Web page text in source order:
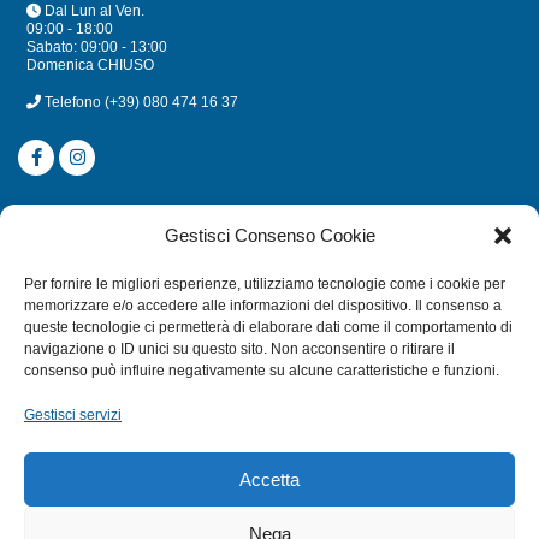
Gestisci Consenso Cookie
Per fornire le migliori esperienze, utilizziamo tecnologie come i cookie per
memorizzare e/o accedere alle informazioni del dispositivo. Il consenso a
queste tecnologie ci permetterà di elaborare dati come il comportamento di
navigazione o ID unici su questo sito. Non acconsentire o ritirare il
consenso può influire negativamente su alcune caratteristiche e funzioni.
Gestisci servizi
Accetta
Nega
Dal Lun al Ven.
09:00 - 18:00
Sabato: 09:00 - 13:00
Domenica CHIUSO
Telefono (+39) 080 474 16 37
CATEGORIE
MULINELLI
CANNE
ACCESSORI NAUTICI